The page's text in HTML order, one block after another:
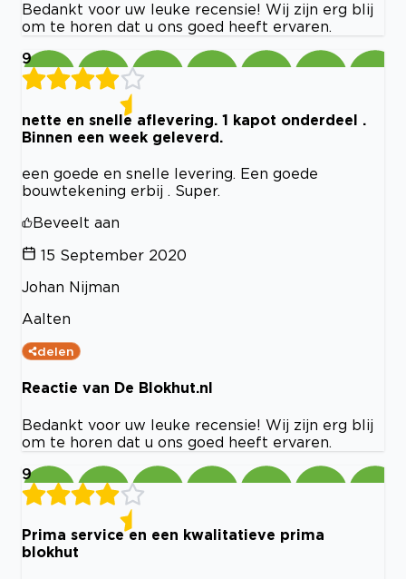
Bedankt voor uw leuke recensie! Wij zijn erg blij
om te horen dat u ons goed heeft ervaren.
9
nette en snelle aflevering. 1 kapot onderdeel .
Binnen een week geleverd.
een goede en snelle levering. Een goede
bouwtekening erbij . Super.
Beveelt aan
15 September 2020
Johan Nijman
Aalten
delen
Reactie van De Blokhut.nl
Bedankt voor uw leuke recensie! Wij zijn erg blij
om te horen dat u ons goed heeft ervaren.
9
Prima service en een kwalitatieve prima
blokhut